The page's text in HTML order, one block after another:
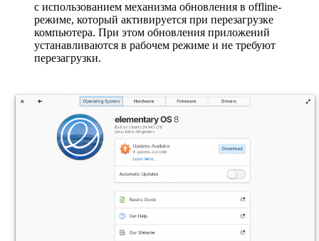
с использованием механизма обновления в offline-
режиме, который активируется при перезагрузке
компьютера. При этом обновления приложений
устанавливаются в рабочем режиме и не требуют
перезагрузки.